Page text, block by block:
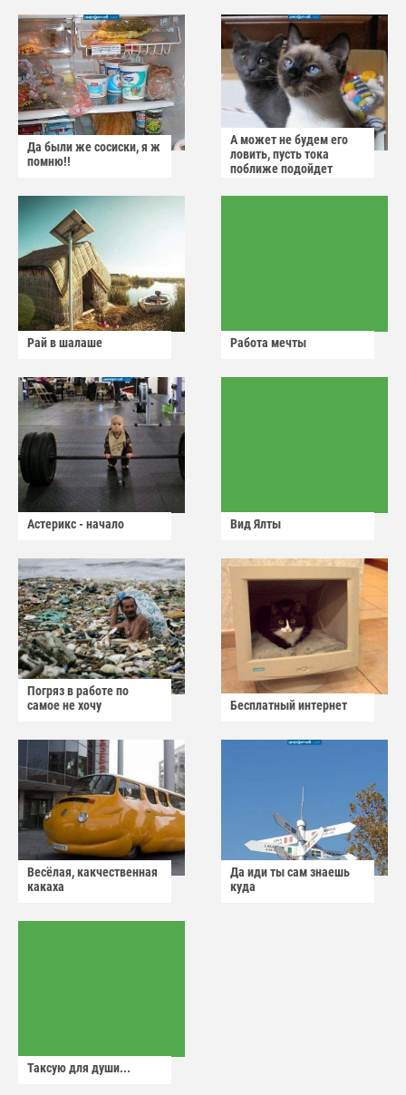
Да были же сосиски, я ж
помню!!
А может не будем его
ловить, пусть тока
поближе подойдет
Рай в шалаше Работа мечты
Астерикс - начало Вид Ялты
Погряз в работе по
самое не хочу
Бесплатный интернет
Весёлая, какчественная
какаха
Да иди ты сам знаешь
куда
Таксую для души...